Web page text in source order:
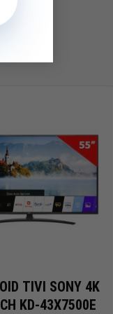
TIVI SONY 4K
KD-43X7500E